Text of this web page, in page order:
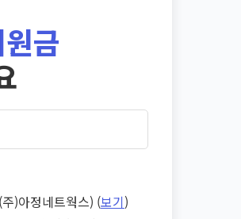
금
)아정네트웍스) (보기)